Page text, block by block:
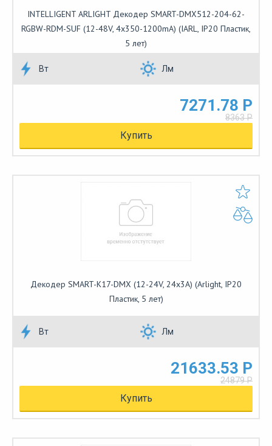
INTELLIGENT ARLIGHT Декодер SMART-DMX512-204-62-
RGBW-RDM-SUF (12-48V, 4x350-1200mA) (IARL, IP20 Пластик,
5 лет)
Вт Лм
7271.78 Р
8363 Р
Купить
Декодер SMART-K17-DMX (12-24V, 24x3A) (Arlight, IP20
Пластик, 5 лет)
Вт Лм
21633.53 Р
24879 Р
Купить